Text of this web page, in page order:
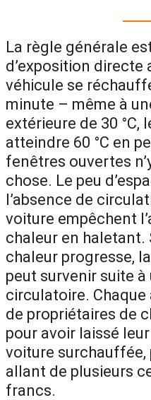
La règle générale
d’exposition directe
véhicule se
minute – même à
extérieure de 30 °C,
atteindre 60 °C en
fenêtres ouvertes
chose. Le peu
l’absence de
voiture empêchent
chaleur en haletant.
chaleur progresse,
peut survenir suite
circulatoire. Chaque
de propriétaires de
pour avoir laissé
voiture surchauffée,
allant de plusieurs
francs.